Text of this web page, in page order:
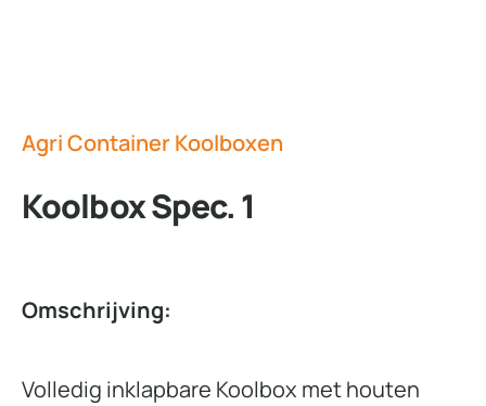
Agri Container Koolboxen
Koolbox Spec. 1
Omschrijving:
Volledig inklapbare Koolbox met houten